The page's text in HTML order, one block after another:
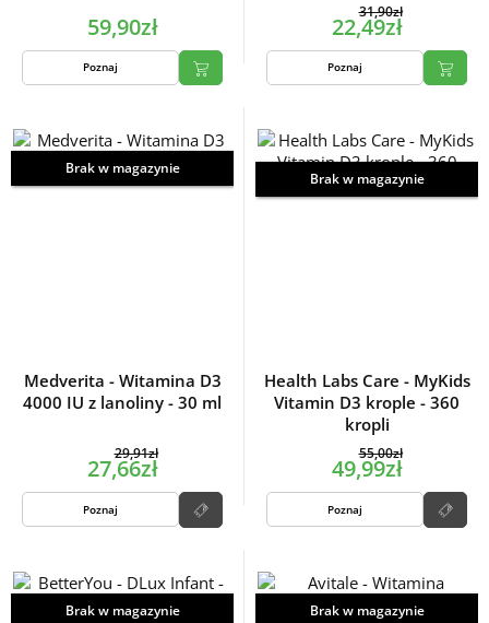
59,90zł
Poznaj
31,90zł
22,49zł
Poznaj
Brak w magazynie
Medverita - Witamina D3
4000 IU z lanoliny - 30 ml
29,91zł
27,66zł
Poznaj
Brak w magazynie
Health Labs Care - MyKids
Vitamin D3 krople - 360
kropli
55,00zł
49,99zł
Poznaj
Brak w magazynie Brak w magazynie